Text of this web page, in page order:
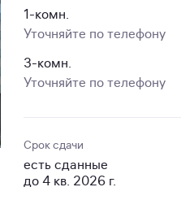
1-комн.
Уточняйте по телефону
3-комн.
Уточняйте по телефону
Срок сдачи
есть сданные
до 4 кв. 2026 г.